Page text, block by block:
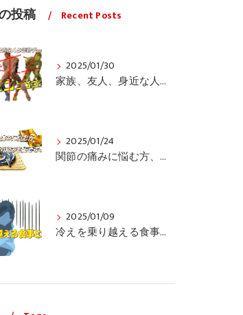
投稿 Recent Posts
2025/01/30
家族、友人、身近な人の姿勢をちょっと見てみませんか？
2025/01/24
関節の痛みに悩む方、栄養面からの取り組みも重要ですよ！
2025/01/09
冷えを乗り越える食事と運動